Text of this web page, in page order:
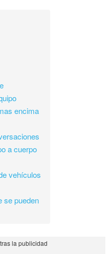
encima
a cuerpo
vehículos
se pueden